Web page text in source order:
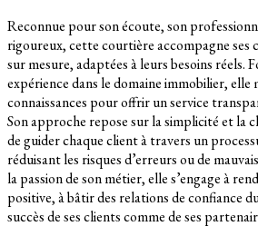
Reconnue pour son écoute, son
rigoureux, cette courtière accompagne ses
sur mesure, adaptées à leurs besoins réels.
expérience dans le domaine immobilier, elle
connaissances pour offrir un service
Son approche repose sur la simplicité et la
de guider chaque client à travers un
réduisant les risques d’erreurs ou de
la passion de son métier, elle s’engage à
positive, à bâtir des relations de confiance
succès de ses clients comme de ses